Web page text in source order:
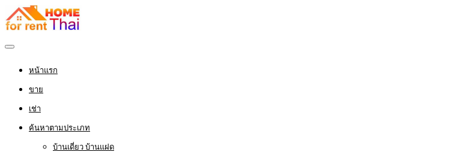
หน้าแรก
ขาย
เช่า
ค้นหาตามประเภท
บ้านเดี่ยว บ้านแฝด